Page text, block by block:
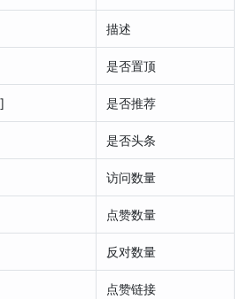
描述
是否置顶
是否推荐
是否头条
访问数量
点赞数量
反对数量
点赞链接